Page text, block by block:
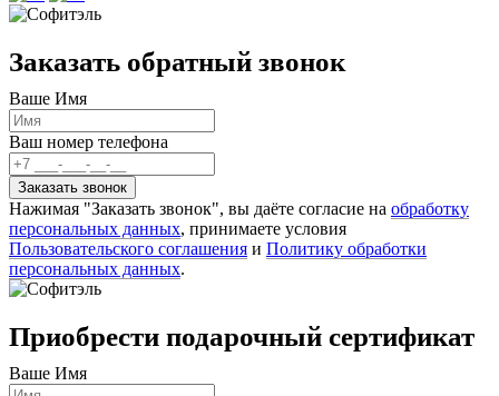
Заказать обратный звонок
Ваше Имя
Ваш номер телефона
Нажимая "Заказать звонок", вы даёте согласие на обработку
персональных данных, принимаете условия
Пользовательского соглашения и Политику обработки
персональных данных.
Приобрести подарочный сертификат
Ваше Имя